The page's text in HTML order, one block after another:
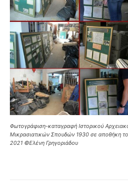
Φωτογράφιση-καταγραφή Ιστορικού
Μικρασιατικών Σπουδών 1930 σε αποθήκη
2021 ©Ελένη Γρηγοριάδου